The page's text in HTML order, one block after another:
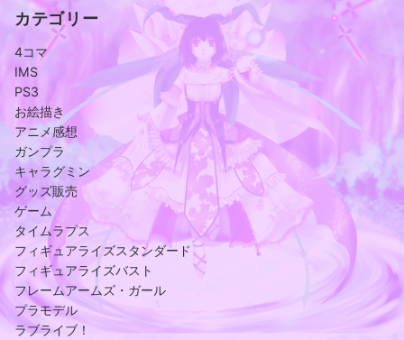
カテゴリー
4コマ
IMS
PS3
お絵描き
アニメ感想
ガンプラ
キャラグミン
グッズ販売
ゲーム
タイムラプス
フィギュアライズスタンダード
フィギュアライズバスト
フレームアームズ・ガール
プラモデル
ラブライブ！